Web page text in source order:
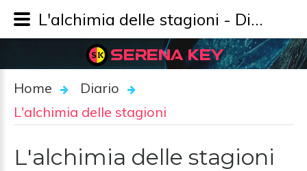
SERENA KEY
Home
Diario
L'alchimia delle stagioni
L'alchimia delle stagioni
L'alchimia delle stagioni - Diario - SERENA KEY